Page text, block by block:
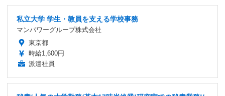
私立大学 学生・教員を支える学校事務
マンパワーグループ株式会社
東京都
時給1,600円
派遣社員